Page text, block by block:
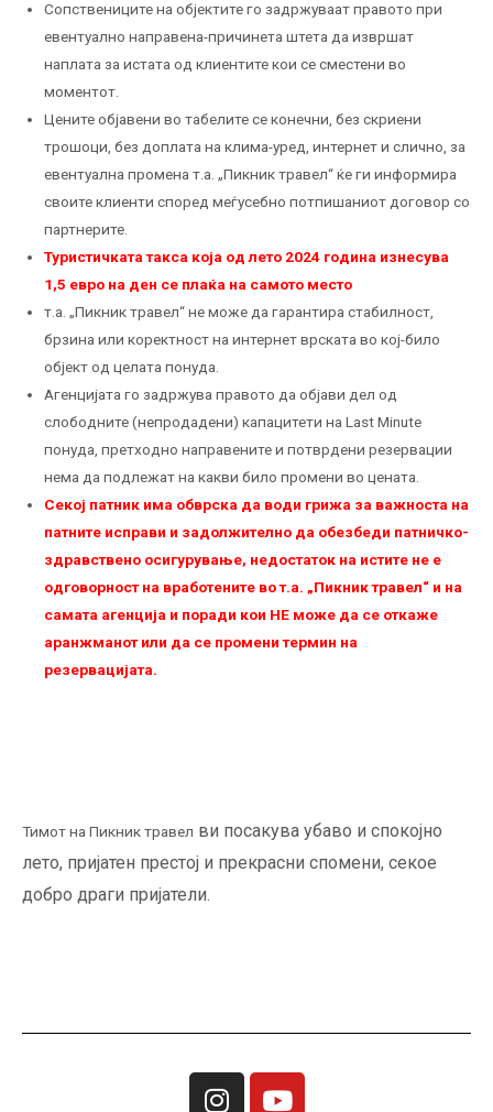
Сопствениците на објектите го задржуваат правото при
евентуално направена-причинета штета да извршат
наплата за истата од клиентите кои се сместени во
моментот.
Цените објавени во табелите се конечни, без скриени
трошоци, без доплата на клима-уред, интернет и слично, за
евентуална промена т.а. „Пикник травел“ ќе ги информира
своите клиенти според меѓусебно потпишаниот договор со
партнерите.
Туристичката такса која од лето 2024 година изнесува
1,5 евро на ден се плаќа на самото место
т.а. „Пикник травел“ не може да гарантира стабилност,
брзина или коректност на интернет врската во кој-било
објект од целата понуда.
Агенцијата го задржува правото да објави дел од
слободните (непродадени) капацитети на Last Minute
понуда, претходно направените и потврдени резервации
нема да подлежат на какви било промени во цената.
Секој патник има обврска да води грижа за важноста на
патните исправи и задолжително да обезбеди патничко-
здравствено осигурување, недостаток на истите не е
одговорност на вработените во т.а. „Пикник травел“ и на
самата агенција и поради кои НЕ можe да се откаже
аранжманот или да се промени термин на
резервацијата.
Тимот на Пикник травел ви посакува убаво и спокојно
лето, пријатен престој и прекрасни спомени, секое
добро драги пријатели.